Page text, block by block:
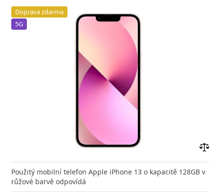
Doprava zdarma
5G
Použitý mobilní telefon Apple iPhone 13 o kapacitě 128GB v
růžové barvě odpovídá